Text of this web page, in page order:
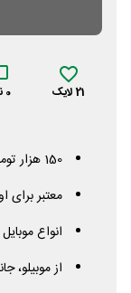
21لایک 0
150 هزار تومان
معتبر برای
انواع
از